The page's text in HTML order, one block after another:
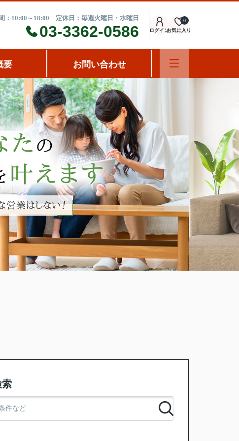
：10:00～18:00 定休日：毎週火曜日・水曜日
03-3362-0586 ログインお気に入り
0
要 お問い合わせ
索